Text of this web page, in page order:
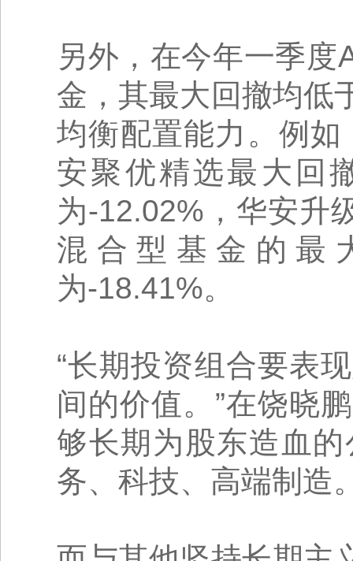
另外，在今年一季
金，其最大回撤均低
均衡配置能力。例
安聚优精选最大回
为-12.02%，华安升
混合型基金的最
为-18.41%。
“长期投资组合要表
间的价值。”在饶晓
够长期为股东造血
务、科技、高端制造